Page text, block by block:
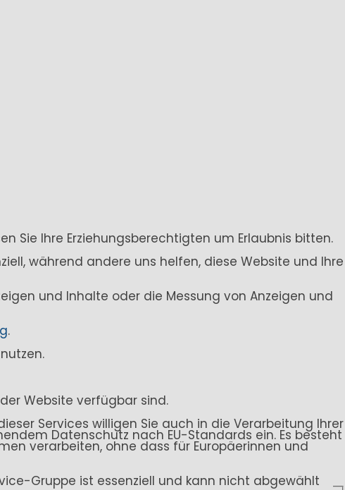
Sie Ihre Erziehungsberechtigten um Erlaubnis bitten.
während andere uns helfen, diese Website und Ihre
und Inhalte oder die Messung von Anzeigen und
.
Website verfügbar sind.
Services willigen Sie auch in die Verarbeitung Ihrer
Datenschutz nach EU-Standards ein. Es besteht
verarbeiten, ohne dass für Europäerinnen und
Gruppe ist essenziell und kann nicht abgewählt